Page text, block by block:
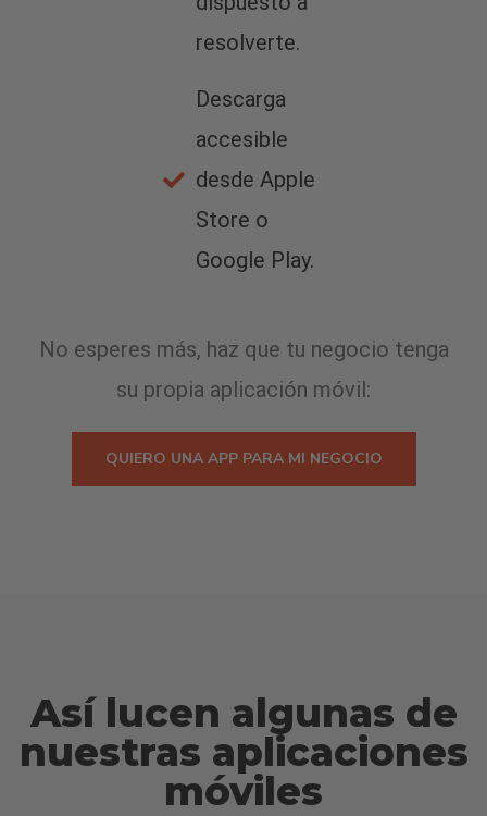
resolverte.
Descarga
accesible
desde Apple
Store o
Google Play.
No esperes más, haz que tu negocio tenga
su propia aplicación móvil:
QUIERO UNA APP PARA MI NEGOCIO
Así lucen algunas de
nuestras aplicaciones
móviles